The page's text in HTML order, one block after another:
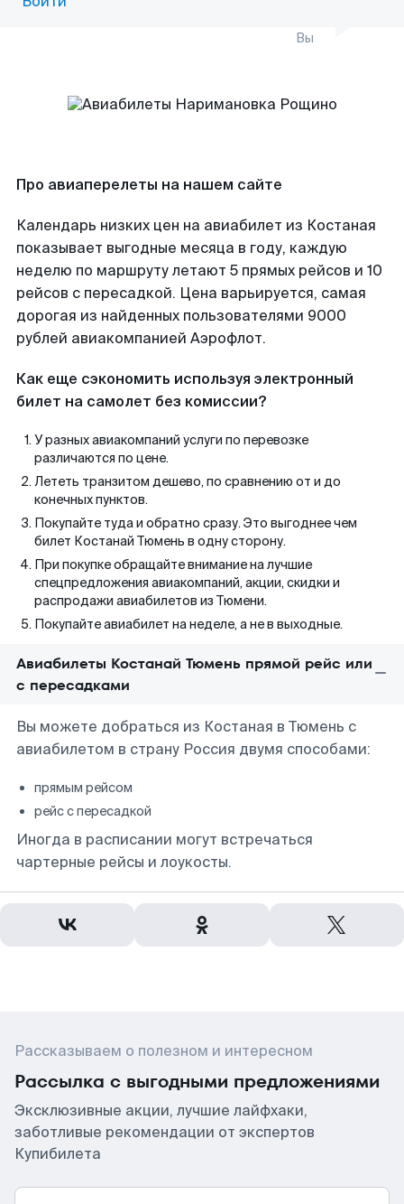
Вы
Про авиаперелеты на нашем сайте
Календарь низких цен на авиабилет из Костаная
показывает выгодные месяца в году, каждую
неделю по маршруту летают 5 прямых рейсов и 10
рейсов с пересадкой. Цена варьируется, самая
дорогая из найденных пользователями 9000
рублей авиакомпанией Аэрофлот.
Как еще сэкономить используя электронный
билет на самолет без комиссии?
У разных авиакомпаний услуги по перевозке
различаются по цене.
Лететь транзитом дешево, по сравнению от и до
конечных пунктов.
Покупайте туда и обратно сразу. Это выгоднее чем
билет Костанай Тюмень в одну сторону.
При покупке обращайте внимание на лучшие
спецпредложения авиакомпаний, акции, скидки и
распродажи авиабилетов из Тюмени.
Покупайте авиабилет на неделе, а не в выходные.
Авиабилеты Костанай Тюмень прямой рейс или
с пересадками
Вы можете добраться из Костаная в Тюмень с
авиабилетом в страну Россия двумя способами:
прямым рейсом
рейс с пересадкой
Иногда в расписании могут встречаться
чартерные рейсы и лоукосты.
Рассказываем о полезном и интересном
Рассылка с выгодными предложениями
Эксклюзивные акции, лучшие лайфхаки,
заботливые рекомендации от экспертов
Купибилета